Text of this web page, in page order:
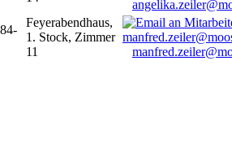
Feyerabendhaus,
1. Stock, Zimmer
11